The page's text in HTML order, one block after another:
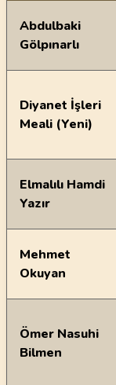
Ayetin
Abdulbaki
Gölpınarlı
Diyanet İşleri
Meali (Yeni)
Elmalılı Hamdi
Yazır
Mehmet
Okuyan
Ömer Nasuhi
Bilmen